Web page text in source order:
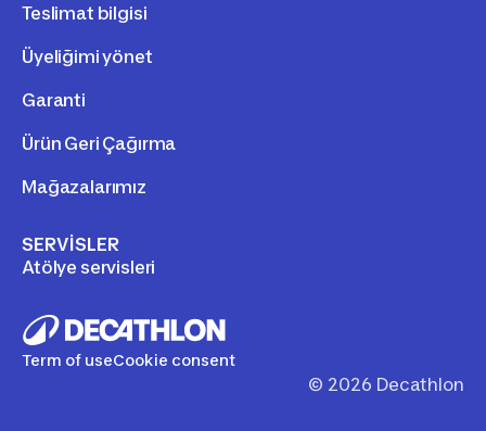
Teslimat bilgisi
Üyeliğimi yönet
Garanti
Ürün Geri Çağırma
Mağazalarımız
SERVİSLER
Atölye servisleri
Term of useCookie consent
© 2026 Decathlon